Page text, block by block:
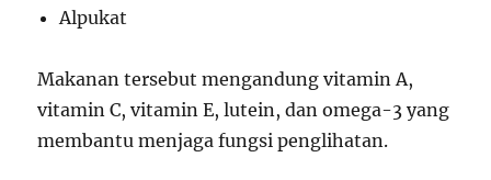
Alpukat
Makanan tersebut mengandung vitamin A,
vitamin C, vitamin E, lutein, dan omega-3 yang
membantu menjaga fungsi penglihatan.